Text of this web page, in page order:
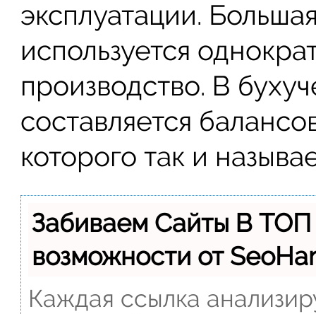
эксплуатации.
используется
производство. В
составляется
которого так и
Забиваем Сайты В
возможности от
Каждая ссылка